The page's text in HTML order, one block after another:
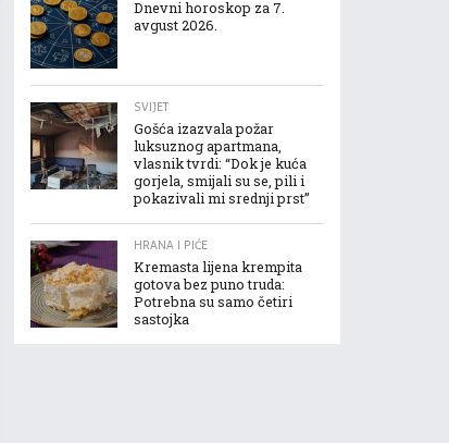
Dnevni horoskop za 7.
avgust 2026.
SVIJET
Gošća izazvala požar
luksuznog apartmana,
vlasnik tvrdi: “Dok je kuća
gorjela, smijali su se, pili i
pokazivali mi srednji prst”
HRANA I PIĆE
Kremasta lijena krempita
gotova bez puno truda:
Potrebna su samo četiri
sastojka